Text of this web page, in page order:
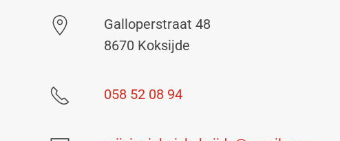
Galloperstraat 48
8670 Koksijde
058 52 08 94